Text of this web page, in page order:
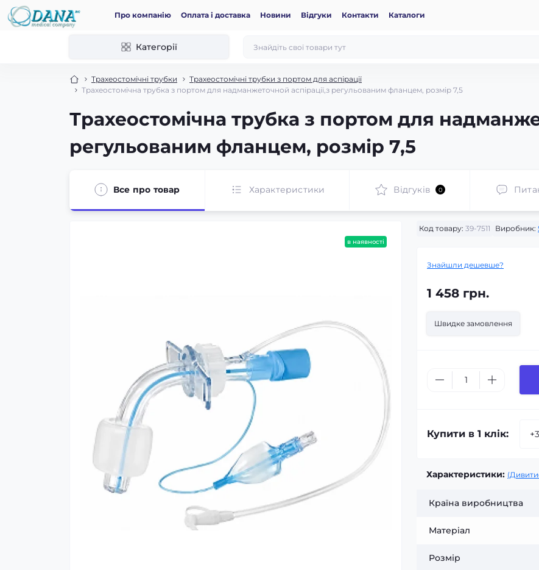
Про компанію Оплата і доставка Новини Відгуки Контакти Каталоги
Категорії
Трахеостомічні трубки
Трахеостомічні трубки з портом для аспірації
Трахеостомічна трубка з портом для надманжеточной аспірації,з регульованим фланцем, розмір 7,5
Трахеостомічна трубка з портом для
регульованим фланцем, розмір 7,5
Все про товар Характеристики Відгуків 0
в наявності
Код товару: 39-7511 Виробник:
Знайшли дешевше?
1 458 грн.
Швидке замовлення
Купити в 1 клік:
Характеристики:
Країна виробництва
Матеріал
Розмір